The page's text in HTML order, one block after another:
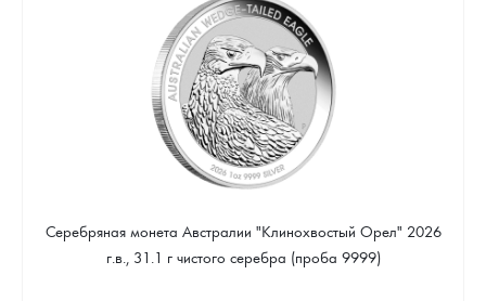
Звоните
Серебряная монета Австралии "Клинохвостый Орел" 2026
г.в., 31.1 г чистого серебра (проба 9999)